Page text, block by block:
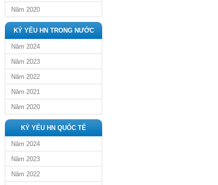
Năm 2020
KỶ YẾU HN TRONG NƯỚC
Năm 2024
Năm 2023
Năm 2022
Năm 2021
Năm 2020
KỶ YẾU HN QUỐC TẾ
Năm 2024
Năm 2023
Năm 2022